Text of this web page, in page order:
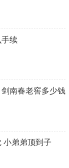
续
南春老窖多少钱
小弟弟顶到子